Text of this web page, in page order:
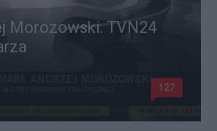
Morozowski. TVN24
127